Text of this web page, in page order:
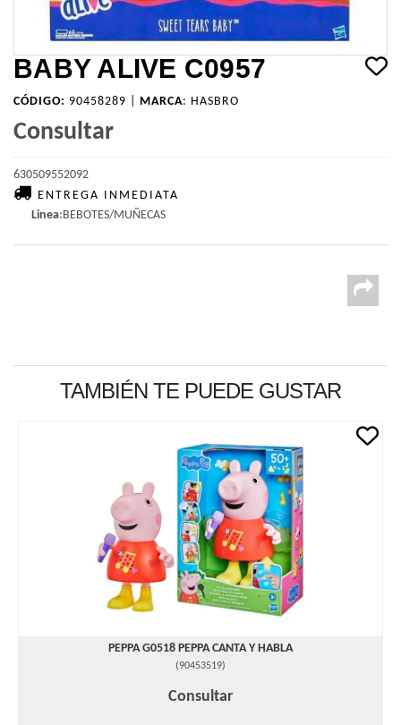
BABY ALIVE C0957
CÓDIGO: 90458289 | MARCA: HASBRO
Consultar
630509552092
ENTREGA INMEDIATA
Linea:BEBOTES/MUÑECAS
TAMBIÉN TE PUEDE GUSTAR
PEPPA G0518 PEPPA CANTA Y HABLA
(90453519)
Consultar